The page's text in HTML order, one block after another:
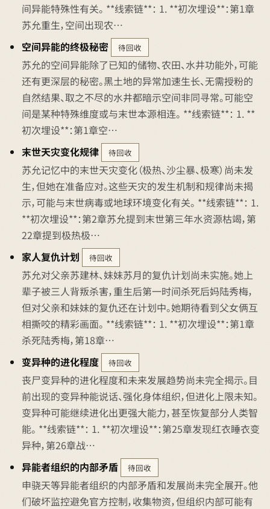
间异能特殊性有关。 **线索链**： 1. **初次埋设**：第1章
苏允重生，空间出现农…
空间异能的终极秘密
待回收
苏允的空间异能除了已知的储物、农田、水井功能外，可能
还有更深层的秘密。黑土地的异常加速生长、无需授粉的
自然结果、取之不尽的水井都暗示空间非同寻常。可能空
间是某种特殊维度或与末世本源相连。 **线索链**： 1. **
初次埋设**：第1章空…
末世天灾变化规律
待回收
苏允记忆中的末世天灾变化（极热、沙尘暴、极寒）尚未发
生，但她在准备应对。这些天灾的发生机制和规律尚未揭
示，可能与末世病毒或地球环境变化有关。 **线索链**： 1.
**初次埋设**：第2章苏允提到末世第三年水资源枯竭，第
22章提到极热极…
家人复仇计划
待回收
苏允对父亲苏建林、妹妹苏月的复仇计划尚未实施。她上
辈子被三人背叛杀害，重生后第一时间杀死后妈陆秀梅，
但对父亲和妹妹的复仇还在计划中。她期待看到父女俩互
相撕咬的精彩画面。 **线索链**： 1. **初次埋设**：第1章
杀死陆秀梅，第18章…
变异种的进化程度
待回收
丧尸变异种的进化程度和未来发展趋势尚未完全揭示。目
前出现的变异种能说话、强化身体组织，但进化上限未知。
变异种可能继续进化出更强大能力，甚至恢复部分人类智
能。 **线索链**： 1. **初次埋设**：第25章发现红衣睡衣变
异种，第26章战…
异能者组织的内部矛盾
待回收
申骁天等异能者组织的内部矛盾和发展尚未完全展开。他
们破坏监控避免官方控制，收集物资，但组织内部可能有